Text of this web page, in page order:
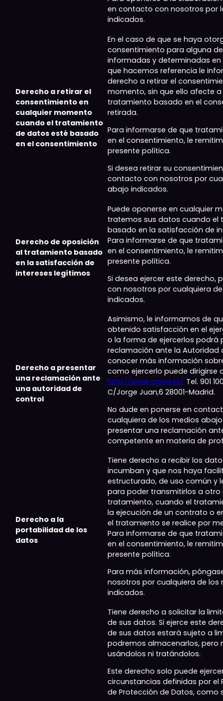
en contacto con nosotros por
indicados.
Derecho a retirar el
consentimiento en
cualquier momento
cuando el tratamiento
de datos esté basado
en el consentimiento
En el caso de que se haya
consentimiento para alguna
informadas y determinadas
que hacemos referencia le
derecho a retirar el
momento, sin que ello afecte
tratamiento basado en el
retirada.
Para informarse de que
en el consentimiento, le
presente política.
Si desea retirar su
contacto con nosotros por
abajo indicados.
Derecho de oposición
al tratamiento basado
en la satisfacción de
intereses legítimos
Puede oponerse en cualquier
tratemos sus datos cuando el
basado en la satisfacción de
Para informarse de que
en el consentimiento, le
presente política.
Si desea ejercer este derecho,
con nosotros por cualquiera
indicados.
Derecho a presentar
una reclamación ante
una autoridad de
control
Asimismo, le informamos de
obtenido satisfacción en el
o la forma de ejercerlos podrá
reclamación ante la Autoridad
conocer más información
como ejercerlo puede dirigirse
http://www.agpd.es/ Tel. 901
C/Jorge Juan,6 28001-Madrid.
No dude en ponerse en
cualquiera de los medios
presentar una reclamación
competente en materia de
Derecho a la
portabilidad de los
datos
Tiene derecho a recibir los
incumban y que nos haya
estructurado, de uso común y
para poder transmitirlos a otro
tratamiento, cuando el
la ejecución de un contrato o
el tratamiento se realice por
Para informarse de que
en el consentimiento, le
presente política.
Para más información,
nosotros por cualquiera de los
indicados.
Tiene derecho a solicitar la
de sus datos. Si ejerce este
de sus datos estará sujeto a
podremos almacenarlos, pero
usándolos ni tratándolos.
Este derecho solo puede
circunstancias definidas por el
de Protección de Datos, como